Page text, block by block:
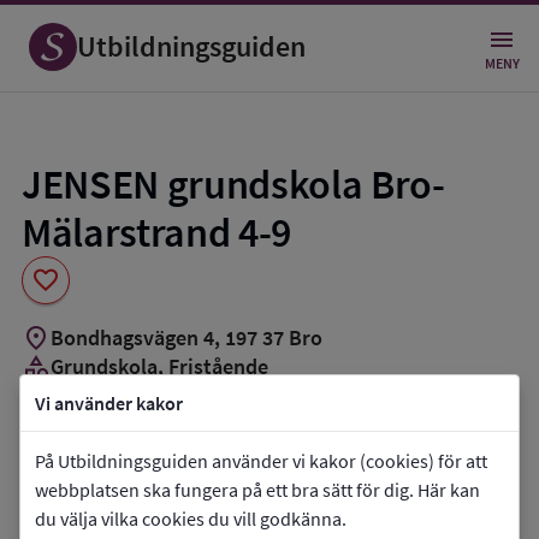
Vi använder kakor
På Utbildningsguiden använder vi kakor (cookies) för att
webbplatsen ska fungera på ett bra sätt för dig. Här kan
du välja vilka cookies du vill godkänna.
Utbildningsguiden MENY
JENSEN grundskola Bro-
Mälarstrand 4-9
favorite
Spara
som
favorit
location_on Bondhagsvägen 4, 197 37 Bro
categoryGrundskola, Fristående
Vill du kontakta skolan?
phoneTelefon:073-7733267
mail E-post: